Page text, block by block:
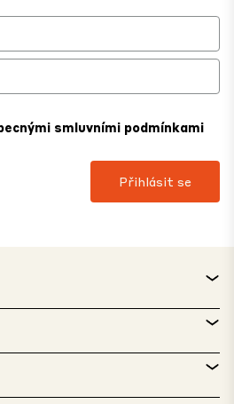
smluvními podmínkami